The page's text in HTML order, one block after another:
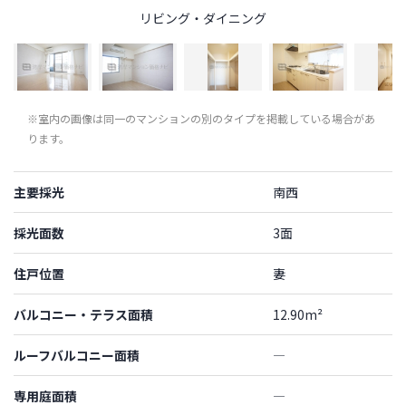
リビング・ダイニング
※室内の画像は同一のマンションの別のタイプを掲載している場合があ
ります。
主要採光 南西
採光面数 3面
住戸位置 妻
バルコニー・テラス面積 12.90m²
ルーフバルコニー面積 ―
専用庭面積 ―